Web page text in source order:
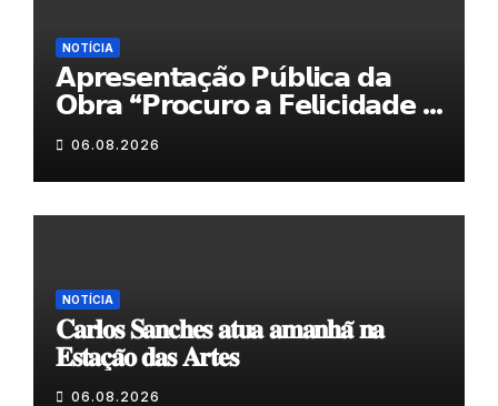
NOTÍCIA
𝗔𝗽𝗿𝗲𝘀𝗲𝗻𝘁𝗮𝗰̧𝗮̃𝗼 𝗣𝘂́𝗯𝗹𝗶𝗰𝗮 𝗱𝗮
𝗢𝗯𝗿𝗮 “𝗣𝗿𝗼𝗰𝘂𝗿𝗼 𝗮 𝗙𝗲𝗹𝗶𝗰𝗶𝗱𝗮𝗱𝗲 𝗲
𝗲𝗹𝗮 𝗺𝗼𝗿𝗮 𝗰𝗼𝗺𝗶𝗴𝗼”
06.08.2026
NOTÍCIA
𝐂𝐚𝐫𝐥𝐨𝐬 𝐒𝐚𝐧𝐜𝐡𝐞𝐬 𝐚𝐭𝐮𝐚 𝐚𝐦𝐚𝐧𝐡𝐚̃ 𝐧𝐚
𝐄𝐬𝐭𝐚𝐜̧𝐚̃𝐨 𝐝𝐚𝐬 𝐀𝐫𝐭𝐞𝐬
06.08.2026